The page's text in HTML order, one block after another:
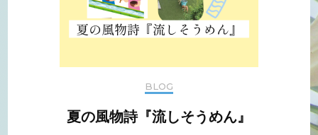
BLOG
夏の風物詩『流しそうめん』